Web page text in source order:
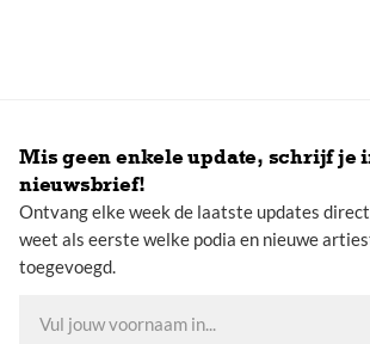
Mis geen enkele update, schrijf je
nieuwsbrief!
Ontvang elke week de laatste updates
weet als eerste welke podia en nieuwe
toegevoegd.